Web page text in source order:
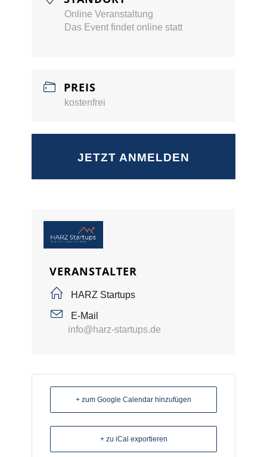
Online Veranstaltung
Das Event findet online statt
PREIS
kostenfrei
JETZT ANMELDEN
VERANSTALTER
HARZ Startups
E-Mail
info@harz-startups.de
+ zum Google Calendar hinzufügen
+ zu iCal exportieren